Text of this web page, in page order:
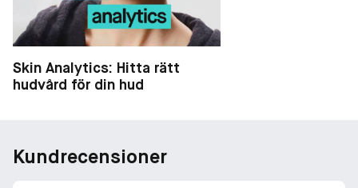
Skin Analytics: Hitta rätt
hudvård för din hud
Kundrecensioner